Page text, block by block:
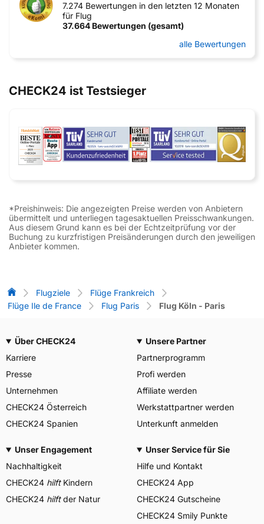
7.274 Bewertungen in den letzten 12 Monaten
für Flug
37.664 Bewertungen (gesamt)
alle Bewertungen
CHECK24 ist Testsieger
*Preishinweis: Die angezeigten Preise werden von Anbietern
übermittelt und unterliegen tagesaktuellen Preisschwankungen.
Aus diesem Grund kann es bei der Echtzeitprüfung vor der
Buchung zu kurzfristigen Preisänderungen durch den jeweiligen
Anbieter kommen.
Flug-Vergleich
Flugziele
Flüge Frankreich
Flüge Ile de France
Flug Paris Flug Köln - Paris
Über CHECK24
Karriere
Presse
Unternehmen
CHECK24 Österreich
CHECK24 Spanien
Unsere Partner
Partnerprogramm
Profi werden
Affiliate werden
Werkstattpartner werden
Unterkunft anmelden
Unser Engagement
Nachhaltigkeit
CHECK24 hilftKindern
CHECK24 hilftder Natur
Unser Service für Sie
Hilfe und Kontakt
CHECK24 App
CHECK24 Gutscheine
CHECK24 Smily Punkte